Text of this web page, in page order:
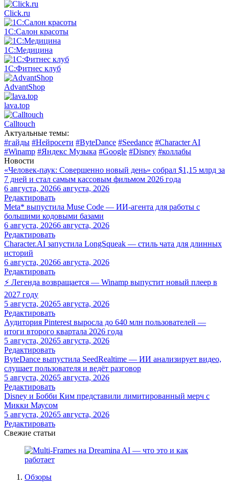
Click.ru
1С:Салон красоты
1С:Медицина
1С:Фитнес клуб
AdvantShop
lava.top
Calltouch
Актуальные темы:
#гайды #Нейросети #ByteDance #Seedance #Character AI
#Winamp #Яндекс Музыка #Google #Disney #коллабы
Новости
«Человек-паук: Совершенно новый день» собрал $1,15 млрд за
7 дней и стал самым кассовым фильмом 2026 года
6 августа, 20266 августа, 2026
Редактировать
Meta* выпустила Muse Code — ИИ-агента для работы с
большими кодовыми базами
6 августа, 20266 августа, 2026
Редактировать
Character.AI запустила LongSqueak — стиль чата для длинных
историй
6 августа, 20266 августа, 2026
Редактировать
⚡ Легенда возвращается — Winamp выпустит новый плеер в
2027 году
5 августа, 20265 августа, 2026
Редактировать
Аудитория Pinterest выросла до 640 млн пользователей —
итоги второго квартала 2026 года
5 августа, 20265 августа, 2026
Редактировать
ByteDance выпустила SeedRealtime — ИИ анализирует видео,
слушает пользователя и ведёт разговор
5 августа, 20265 августа, 2026
Редактировать
Disney и Бобби Ким представили лимитированный мерч с
Микки Маусом
5 августа, 20265 августа, 2026
Редактировать
Свежие статьи
Обзоры